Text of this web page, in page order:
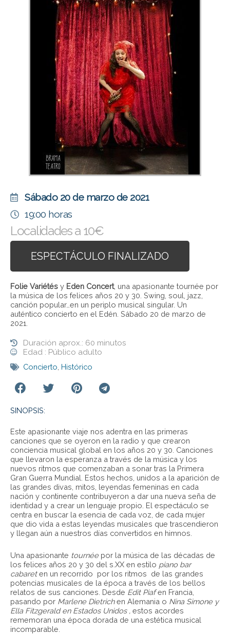
Sábado 20 de marzo de 2021
19:00 horas
Localidades a 10€
ESPECTÁCULO FINALIZADO
Folie Variétés y Eden Concert, una apasionante tournée por
la música de los felices años 20 y 30. Swing, soul, jazz,
canción popular…en un periplo musical singular. Un
auténtico concierto en el Edén. Sábado 20 de marzo de
2021.
Duración aprox.: 60 minutos
Edad : Público adulto
Concierto Histórico
SINOPSIS:
Este apasionante viaje nos adentra en las primeras
canciones que se oyeron en la radio y que crearon
conciencia musical global en los años 20 y 30. Canciones
que llevaron la esperanza a través de la música y los
nuevos ritmos que comenzaban a sonar tras la Primera
Gran Guerra Mundial. Estos hechos, unidos a la aparición de
las grandes divas, mitos, leyendas femeninas en cada
nación y continente contribuyeron a dar una nueva seña de
identidad y a crear un lenguaje propio. El espectáculo se
centra en buscar la esencia de cada voz, de cada mujer
que dio vida a estas leyendas musicales que trascendieron
y llegan aún a nuestros días convertidos en himnos.
Una apasionante tournée por la música de las décadas de
los felices años 20 y 30 del s.XX en estilo piano bar
cabareten un recorrido por los ritmos de las grandes
potencias musicales de la época a través de los bellos
relatos de sus canciones. Desde Edit Piafen Francia,
pasando por Marlene Dietrichen Alemania o Nina Simone y
Ella Fitzgerald en Estados Unidos , estos acordes
rememoran una época dorada de una estética musical
incomparable.